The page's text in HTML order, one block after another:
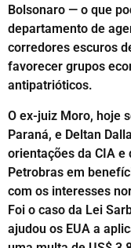
Bolsonaro — o que
departamento de
corredores escuros
favorecer grupos
antipatrióticos.
O ex-juiz Moro, hoje
Paraná, e Deltan
orientações da CIA e
Petrobras em
com os interesses
Foi o caso da Lei
ajudou os EUA a